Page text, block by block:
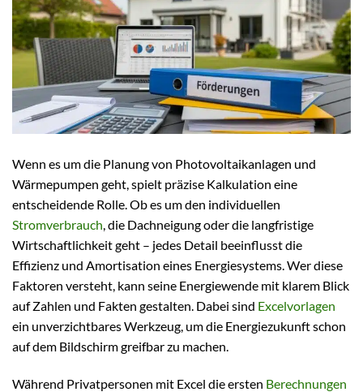
Wenn es um die Planung von Photovoltaikanlagen und
Wärmepumpen geht, spielt präzise Kalkulation eine
entscheidende Rolle. Ob es um den individuellen
Stromverbrauch, die Dachneigung oder die langfristige
Wirtschaftlichkeit geht – jedes Detail beeinflusst die
Effizienz und Amortisation eines Energiesystems. Wer diese
Faktoren versteht, kann seine Energiewende mit klarem Blick
auf Zahlen und Fakten gestalten. Dabei sind Excelvorlagen
ein unverzichtbares Werkzeug, um die Energiezukunft schon
auf dem Bildschirm greifbar zu machen.
Während Privatpersonen mit Excel die ersten Berechnungen